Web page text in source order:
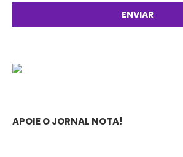
APOIE O JORNAL NOTA!